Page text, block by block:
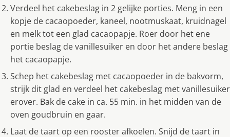
Verdeel het cakebeslag in 2 gelijke porties. Meng in een
kopje de cacaopoeder, kaneel, nootmuskaat, kruidnagel
en melk tot een glad cacaopapje. Roer door het ene
portie beslag de vanillesuiker en door het andere beslag
het cacaopapje.
Schep het cakebeslag met cacaopoeder in de bakvorm,
strijk dit glad en verdeel het cakebeslag met vanillesuiker
erover. Bak de cake in ca. 55 min. in het midden van de
oven goudbruin en gaar.
Laat de taart op een rooster afkoelen. Snijd de taart in